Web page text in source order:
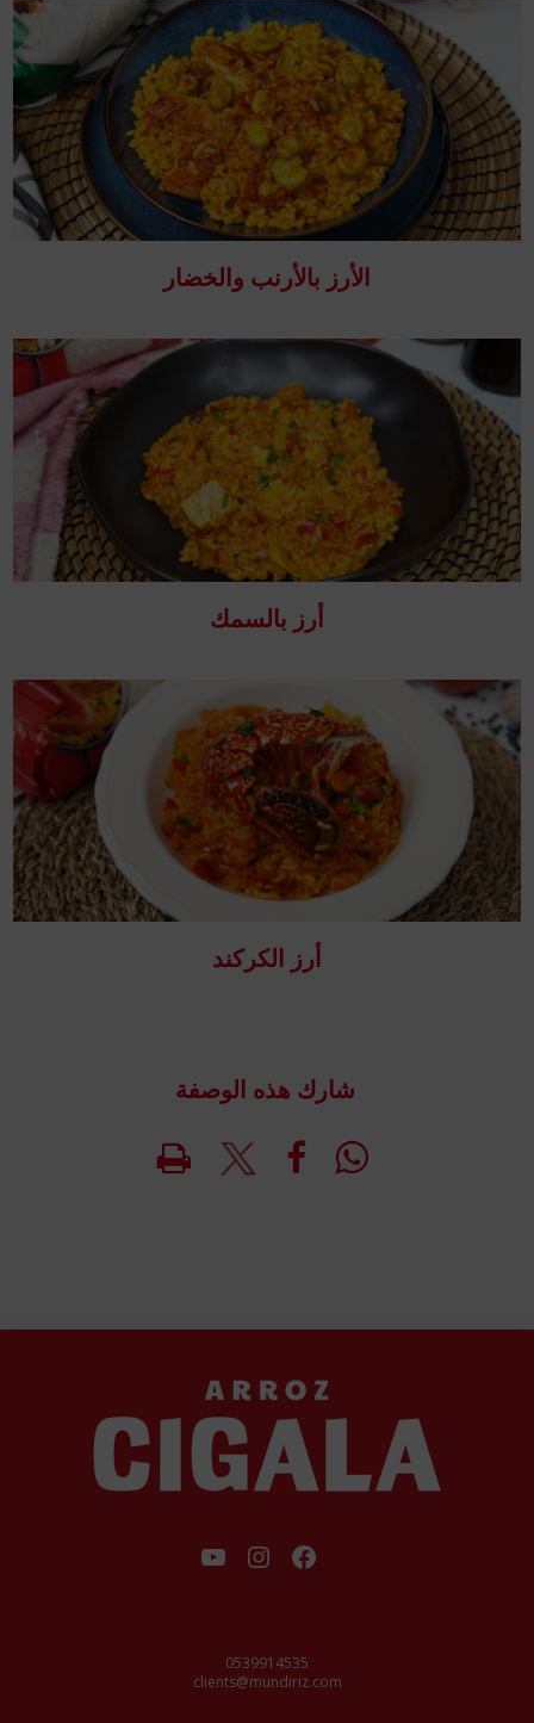
الأرز بالأرنب والخضار
أرز بالسمك
أرز الكركند
شارك هذه الوصفة
فيسبوكإنستجرام
يوتيوب
0539914535
clients@mundiriz.com